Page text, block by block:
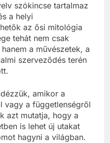
szókincse tartalmaz
a helyi
az ősi mitológia
tehát nem csak
a művészetek, a
szerveződés terén
amikor a
vagy a függetlenségről
azt mutatja, hogy a
is lehet új utakat
hagyni a világban.